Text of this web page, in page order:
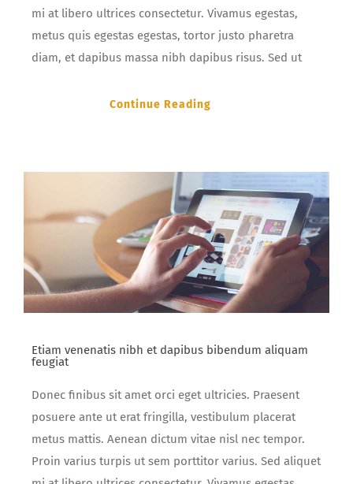
mi at libero ultrices consectetur. Vivamus egestas,
metus quis egestas egestas, tortor justo pharetra
diam, et dapibus massa nibh dapibus risus. Sed ut
Continue Reading
Etiam venenatis nibh et dapibus bibendum aliquam
feugiat
Donec finibus sit amet orci eget ultricies. Praesent
posuere ante ut erat fringilla, vestibulum placerat
metus mattis. Aenean dictum vitae nisl nec tempor.
Proin varius turpis ut sem porttitor varius. Sed aliquet